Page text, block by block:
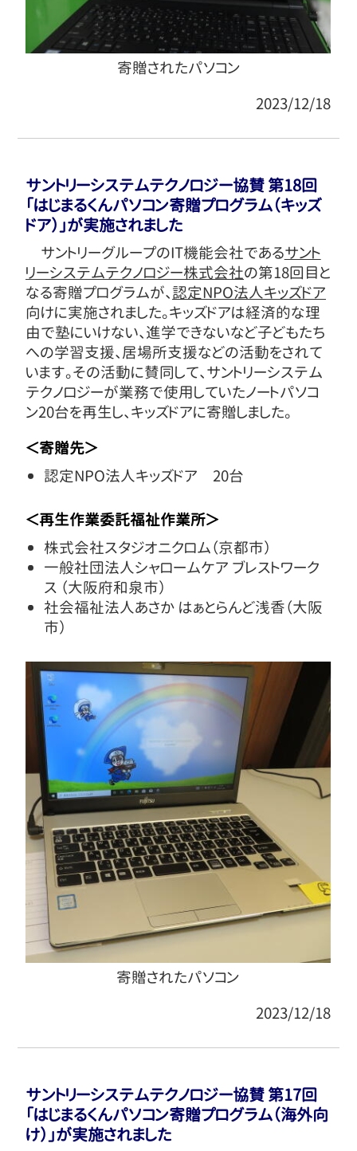
寄贈されたパソコン
2023/12/18
サントリーシステムテクノロジー協賛 第18回
「はじまるくんパソコン寄贈プログラム（キッズ
ドア）」が実施されました
サントリーグループのIT機能会社であるサント
リーシステムテクノロジー株式会社の第18回目と
なる寄贈プログラムが、認定NPO法人キッズドア
向けに実施されました。キッズドアは経済的な理
由で塾にいけない、進学できないなど子どもたち
への学習支援、居場所支援などの活動をされて
います。その活動に賛同して、サントリーシステム
テクノロジーが業務で使用していたノートパソコ
ン20台を再生し、キッズドアに寄贈しました。
＜寄贈先＞
認定NPO法人キッズドア 20台
＜再生作業委託福祉作業所＞
株式会社スタジオニクロム（京都市）
一般社団法人シャロームケア ブレストワーク
ス （大阪府和泉市）
社会福祉法人あさか はぁとらんど浅香（大阪
市）
寄贈されたパソコン
2023/12/18
サントリーシステムテクノロジー協賛 第17回
「はじまるくんパソコン寄贈プログラム（海外向
け）」が実施されました